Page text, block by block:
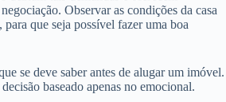
Observar as condições da casa
que seja possível fazer uma boa
se deve saber antes de alugar um imóvel.
baseado apenas no emocional.